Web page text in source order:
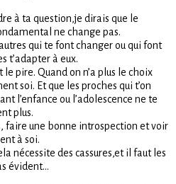
à ta question,je dirais que le
ne change pas.
qui te font changer ou qui font
t’adapter à eux.
le pire. Quand on n’a plus le choix
soi. Et que les proches qui t’on
l’enfance ou l’adolescence ne te
plus.
faire une bonne introspection et voir
à soi.
nécessite des cassures,et il faut les
évident…